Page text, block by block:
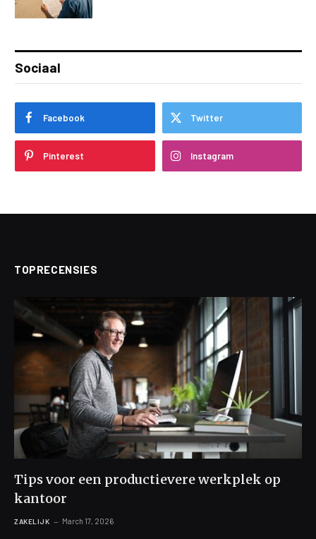
Sociaal
Facebook Twitter
Pinterest Instagram
TOPRECENSIES
Tips voor een productievere werkplek op
kantoor
ZAKELIJK March 17, 2026